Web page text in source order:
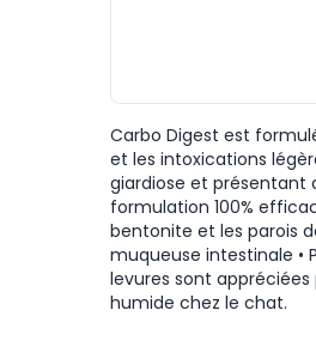
Carbo Digest est
et les intoxications
giardiose et présentant
formulation 100%
bentonite et les parois
muqueuse intestinale •
levures sont
humide chez le chat.